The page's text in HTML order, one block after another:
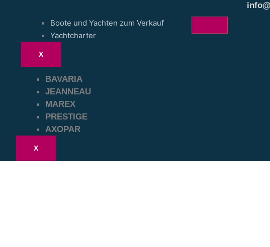
Boote und Yachten zum Verkauf
Yachtcharter
X
BAVARIA
JEANNEAU
MAREX
PRESTIGE
AXOPAR
X